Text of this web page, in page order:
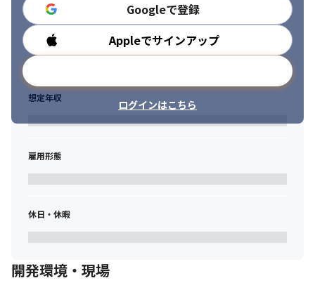
Googleで登録
Appleでサインアップ
ログインはこちら
勤務時間
想定年収
雇用形態
休日・休暇
開発環境・現場